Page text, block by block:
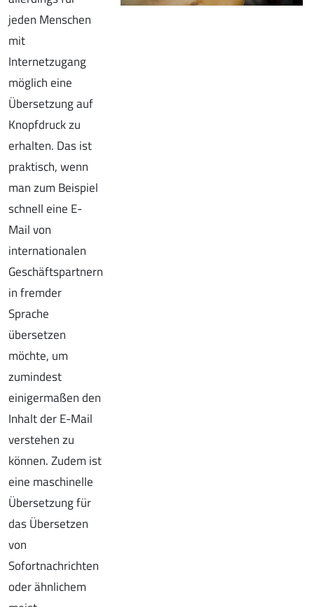
jeden Menschen
mit
Internetzugang
möglich eine
Übersetzung auf
Knopfdruck zu
erhalten. Das ist
praktisch, wenn
man zum Beispiel
schnell eine E-
Mail von
internationalen
Geschäftspartnern
in fremder
Sprache
übersetzen
möchte, um
zumindest
einigermaßen den
Inhalt der E-Mail
verstehen zu
können. Zudem ist
eine maschinelle
Übersetzung für
das Übersetzen
von
Sofortnachrichten
oder ähnlichem